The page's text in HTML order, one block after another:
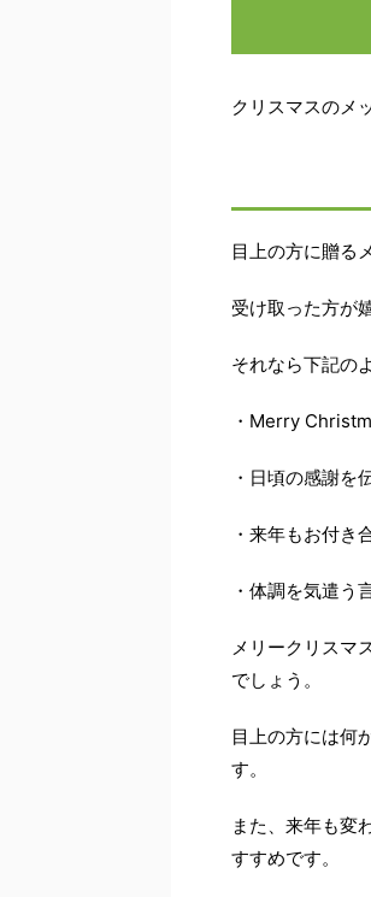
クリスマスのメ
目上の方に贈る
受け取った方が
それなら下記の
・Merry
・日頃の感謝を
・来年もお付き
・体調を気遣う
メリークリスマ
でしょう。
目上の方には何
す。
また、来年も変
すすめです。